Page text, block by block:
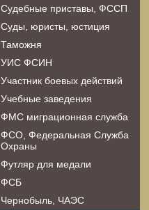
Судебные приставы, ФССП
Суды, юристы, юстиция
Таможня
УИС ФСИН
Участник боевых действий
Учебные заведения
ФМС миграционная служба
ФСО, Федеральная Служба
Охраны
Футляр для медали
ФСБ
Чернобыль, ЧАЭС